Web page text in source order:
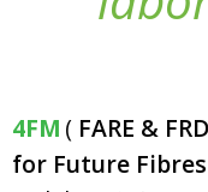
4FM ( FARE &
for Future